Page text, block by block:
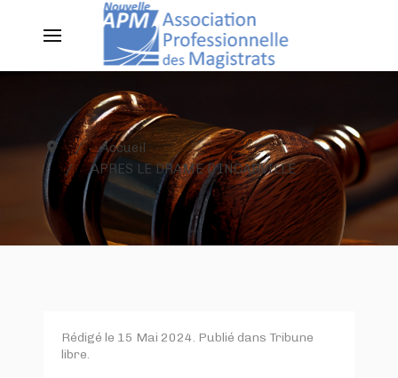
Accueil
APRES LE DRAME D’INCARVILLE
Rédigé le 15 Mai 2024. Publié dans Tribune
libre.